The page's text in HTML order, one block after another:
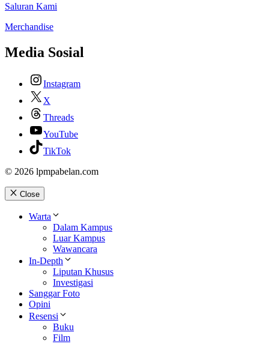
Saluran Kami
Merchandise
Media Sosial
Instagram
X
Threads
YouTube
TikTok
© 2026 lpmpabelan.com
Close
Warta
Dalam Kampus
Luar Kampus
Wawancara
In-Depth
Liputan Khusus
Investigasi
Sanggar Foto
Opini
Resensi
Buku
Film